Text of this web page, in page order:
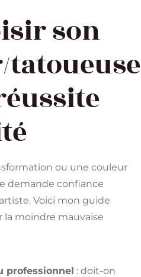
son
ou une couleur
demande confiance
Voici mon guide
la moindre mauvaise
professionnel : doit-on